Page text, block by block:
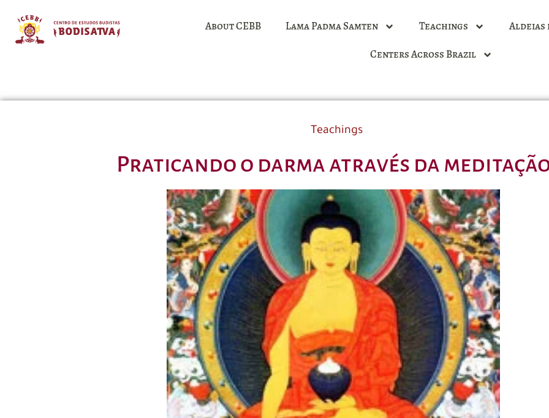
About CEBB Lama Padma Samten Teachings
Aldeias
Centers Across Brazil
Teachings
Praticando o darma através da